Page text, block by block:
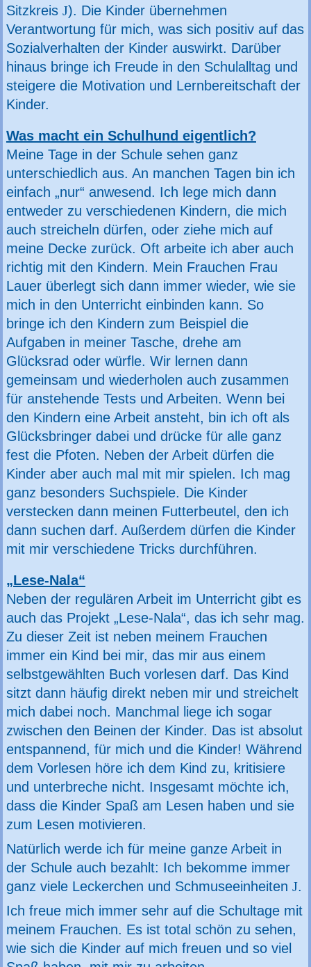
Sitzkreis J). Die Kinder übernehmen
Verantwortung für mich, was sich positiv auf das
Sozialverhalten der Kinder auswirkt. Darüber
hinaus bringe ich Freude in den Schulalltag und
steigere die Motivation und Lernbereitschaft der
Kinder.
Was macht ein Schulhund eigentlich?
Meine Tage in der Schule sehen ganz
unterschiedlich aus. An manchen Tagen bin ich
einfach „nur“ anwesend. Ich lege mich dann
entweder zu verschiedenen Kindern, die mich
auch streicheln dürfen, oder ziehe mich auf
meine Decke zurück. Oft arbeite ich aber auch
richtig mit den Kindern. Mein Frauchen Frau
Lauer überlegt sich dann immer wieder, wie sie
mich in den Unterricht einbinden kann. So
bringe ich den Kindern zum Beispiel die
Aufgaben in meiner Tasche, drehe am
Glücksrad oder würfle. Wir lernen dann
gemeinsam und wiederholen auch zusammen
für anstehende Tests und Arbeiten. Wenn bei
den Kindern eine Arbeit ansteht, bin ich oft als
Glücksbringer dabei und drücke für alle ganz
fest die Pfoten. Neben der Arbeit dürfen die
Kinder aber auch mal mit mir spielen. Ich mag
ganz besonders Suchspiele. Die Kinder
verstecken dann meinen Futterbeutel, den ich
dann suchen darf. Außerdem dürfen die Kinder
mit mir verschiedene Tricks durchführen.
„Lese-Nala“
Neben der regulären Arbeit im Unterricht gibt es
auch das Projekt „Lese-Nala“, das ich sehr mag.
Zu dieser Zeit ist neben meinem Frauchen
immer ein Kind bei mir, das mir aus einem
selbstgewählten Buch vorlesen darf. Das Kind
sitzt dann häufig direkt neben mir und streichelt
mich dabei noch. Manchmal liege ich sogar
zwischen den Beinen der Kinder. Das ist absolut
entspannend, für mich und die Kinder! Während
dem Vorlesen höre ich dem Kind zu, kritisiere
und unterbreche nicht. Insgesamt möchte ich,
dass die Kinder Spaß am Lesen haben und sie
zum Lesen motivieren.
Natürlich werde ich für meine ganze Arbeit in
der Schule auch bezahlt: Ich bekomme immer
ganz viele Leckerchen und Schmuseeinheiten J.
Ich freue mich immer sehr auf die Schultage mit
meinem Frauchen. Es ist total schön zu sehen,
wie sich die Kinder auf mich freuen und so viel